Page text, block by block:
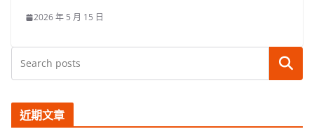
2026 年 5 月 15 日
搜尋
近期文章